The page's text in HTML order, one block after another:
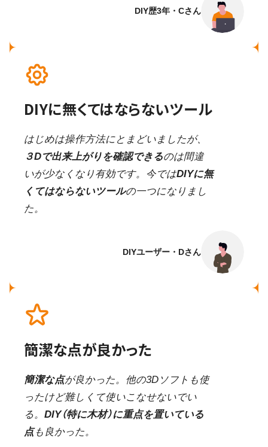
DIY歴3年・Cさん
DIYに無くてはならないツール
はじめは操作方法にとまどいましたが、
３Dで出来上がりを確認できるのは間違
いが少なくなり有効です。今ではDIYに無
くてはならないツールの一つになりまし
た。
DIYユーザー・Dさん
簡潔な点が良かった
簡潔な点が良かった。他の3Dソフトも使
ったけど難しくて使いこなせないでい
る。 DIY（特に木材）に重点を置いている
点も良かった。